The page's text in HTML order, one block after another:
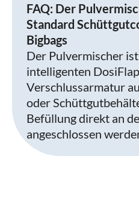
FAQ: Der
Standard
Bigbags
Der Pulvermischer
intelligenten DosiFlap
Verschlussarmatur
oder
Befüllung direkt an
angeschlossen